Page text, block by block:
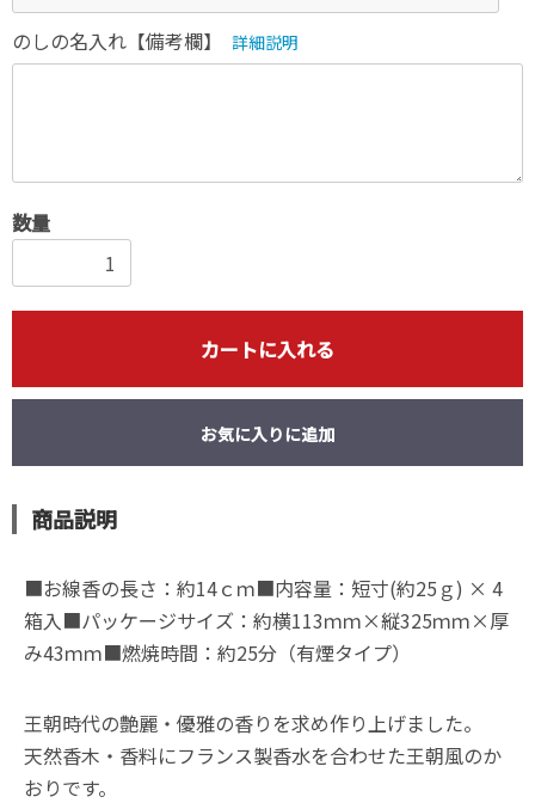
のしの名入れ【備考欄】 詳細説明
数量
カートに入れる
お気に入りに追加
商品説明
■お線香の長さ：約14ｃｍ■内容量：短寸(約25ｇ) × 4
箱入■パッケージサイズ：約横113ｍｍ×縦325ｍｍ×厚
み43ｍｍ■燃焼時間：約25分（有煙タイプ）
王朝時代の艶麗・優雅の香りを求め作り上げました。
天然香木・香料にフランス製香水を合わせた王朝風のか
おりです。